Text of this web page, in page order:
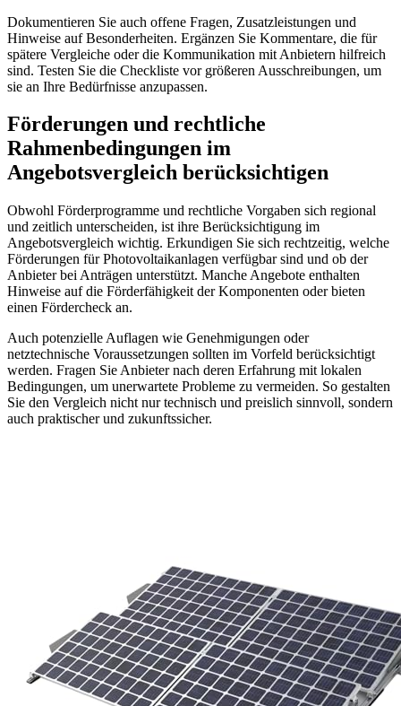
Dokumentieren Sie auch offene Fragen, Zusatzleistungen und
Hinweise auf Besonderheiten. Ergänzen Sie Kommentare, die für
spätere Vergleiche oder die Kommunikation mit Anbietern hilfreich
sind. Testen Sie die Checkliste vor größeren Ausschreibungen, um
sie an Ihre Bedürfnisse anzupassen.
Förderungen und rechtliche
Rahmenbedingungen im
Angebotsvergleich berücksichtigen
Obwohl Förderprogramme und rechtliche Vorgaben sich regional
und zeitlich unterscheiden, ist ihre Berücksichtigung im
Angebotsvergleich wichtig. Erkundigen Sie sich rechtzeitig, welche
Förderungen für Photovoltaikanlagen verfügbar sind und ob der
Anbieter bei Anträgen unterstützt. Manche Angebote enthalten
Hinweise auf die Förderfähigkeit der Komponenten oder bieten
einen Fördercheck an.
Auch potenzielle Auflagen wie Genehmigungen oder
netztechnische Voraussetzungen sollten im Vorfeld berücksichtigt
werden. Fragen Sie Anbieter nach deren Erfahrung mit lokalen
Bedingungen, um unerwartete Probleme zu vermeiden. So gestalten
Sie den Vergleich nicht nur technisch und preislich sinnvoll, sondern
auch praktischer und zukunftssicher.